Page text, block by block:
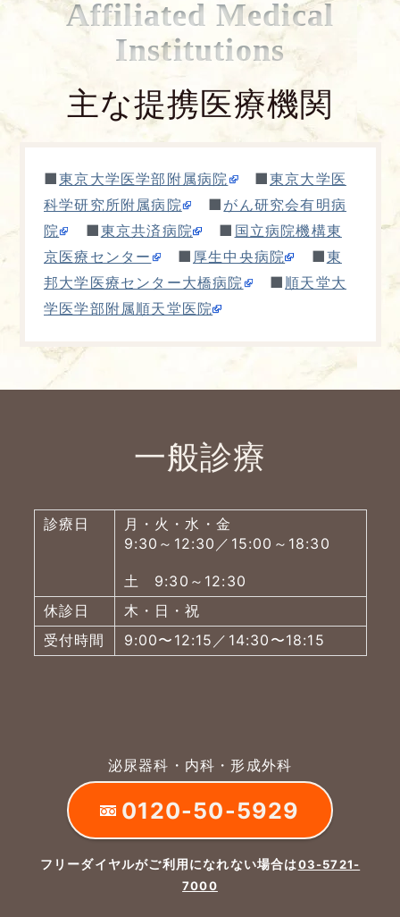
Affiliated Medical
Institutions
主な提携医療機関
■東京大学医学部附属病院 ■東京大学医
科学研究所附属病院
■ がん研究会有明病
院
■東京共済病院 ■ 国立病院機構東
京医療センター
■ 厚生中央病院 ■東
邦大学医療センター大橋病院
■ 順天堂大
学医学部附属順天堂医院
一般診療
診療日
月・火・水・金
9:30～12:30／15:00～18:30
土 9:30～12:30
休診日
木・日・祝
受付時間
9:00〜12:15／14:30〜18:15
泌尿器科・内科・形成外科
0120-50-5929
フリーダイヤルがご利用になれない場合は03-5721-
7000